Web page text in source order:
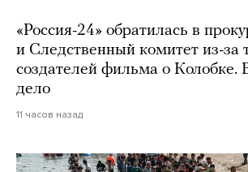
«Россия-24» обратилась в
и Следственный комитет из-за
создателей фильма о Колобке.
дело
11 часов назад